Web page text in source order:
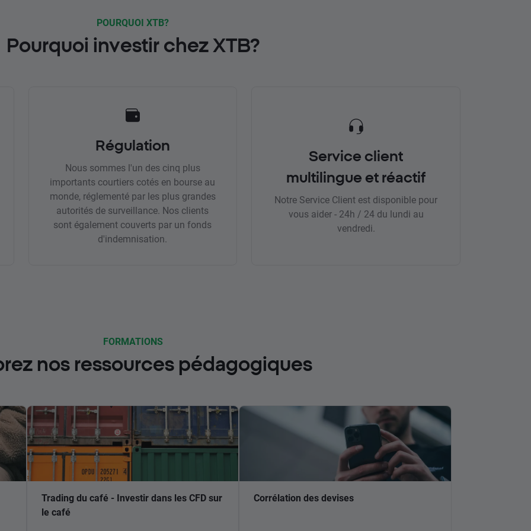
POURQUOI XTB?
Pourquoi investir chez XTB?
Régulation
Nous sommes l'un des cinq plus
importants courtiers cotés en bourse au
monde, réglementé par les plus grandes
autorités de surveillance. Nos clients
sont également couverts par un fonds
d'indemnisation.
Service client
multilingue et réactif
Notre Service Client est disponible pour
vous aider - 24h / 24 du lundi au
vendredi.
FORMATIONS
nos ressources pédagogiques
Trading du café - Investir dans les CFD sur
le café
Corrélation des devises